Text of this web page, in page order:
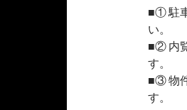
■① 駐
い。
■② 内
す。
■③ 物
す。